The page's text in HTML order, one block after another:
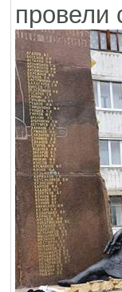
провели